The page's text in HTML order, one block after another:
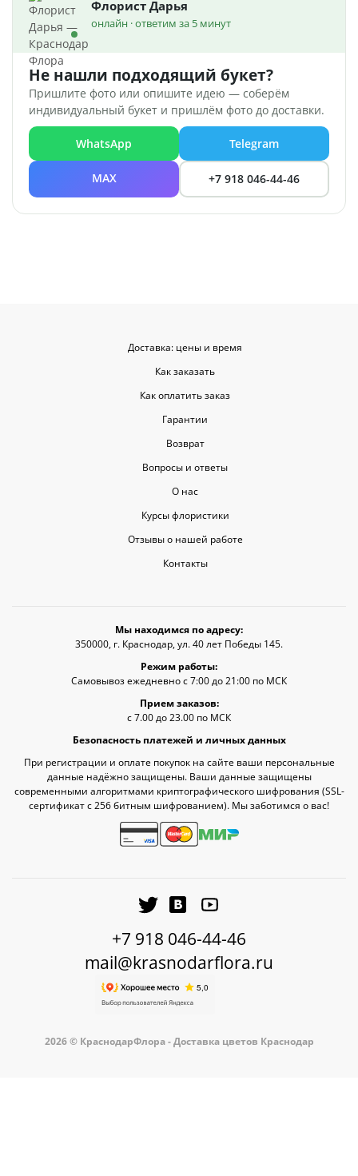
Флорист Дарья
онлайн · ответим за 5 минут
Не нашли подходящий букет?
Пришлите фото или опишите идею — соберём
индивидуальный букет и пришлём фото до доставки.
WhatsApp Telegram
MAX +7 918 046-44-46
Доставка: цены и время
Как заказать
Как оплатить заказ
Гарантии
Возврат
Вопросы и ответы
О нас
Курсы флористики
Отзывы о нашей работе
Контакты
Мы находимся по адресу:
350000, г. Краснодар, ул. 40 лет Победы 145.
Режим работы:
Самовывоз ежедневно с 7:00 до 21:00 по МСК
Прием заказов:
с 7.00 до 23.00 по МСК
Безопасность платежей и личных данных
При регистрации и оплате покупок на сайте ваши персональные
данные надёжно защищены. Ваши данные защищены
современными алгоритмами криптографического шифрования (SSL-
сертификат c 256 битным шифрованием). Мы заботимся о вас!
+7 918 046-44-46
mail@krasnodarflora.ru
2026 © КраснодарФлора - Доставка цветов Краснодар